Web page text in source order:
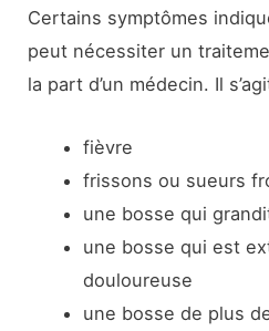
Certains symptômes
peut nécessiter un
la part d’un médecin. Il
fièvre
frissons ou sueurs
une bosse qui
une bosse qui est
douloureuse
une bosse de plus